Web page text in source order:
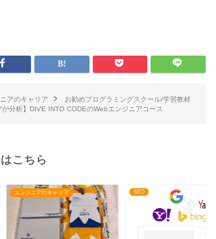
アのキャリア
お勧めプログラミングスクール/学習教材
が分析】DIVE INTO CODEのWebエンジニアコース
こちら
エンジニアのキャリア SEO